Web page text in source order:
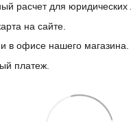
расчет для юридических
на сайте.
в офисе нашего магазина.
платеж.